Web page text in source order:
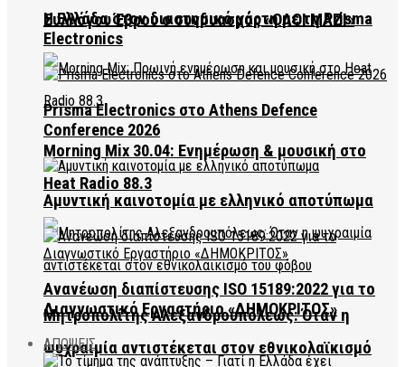
Συλλόγου Έβρου ο συνδυασμός «ΟΛΟΙ ΜΑΖΙ»
Morning Mix 30.04: Ενημέρωση & μουσική στο
Heat Radio 88.3
Μητροπολίτης Αλεξανδρουπόλεως: Όταν η
ψυχραιμία αντιστέκεται στον εθνικολαϊκισμό
Η Ελλάδα στον διαστημικό χάρτη με τη Prisma
Electronics
Prisma Electronics στο Athens Defence
Conference 2026
Αμυντική καινοτομία με ελληνικό αποτύπωμα
Ανανέωση διαπίστευσης ISO 15189:2022 για το
Διαγνωστικό Εργαστήριο «ΔΗΜΟΚΡΙΤΟΣ»
ΑΠΟΨΕΙΣ